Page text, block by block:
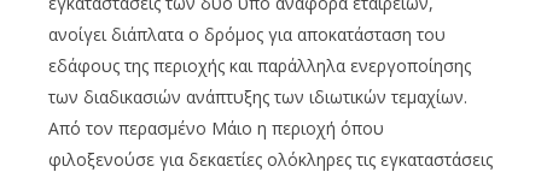
ανοίγει διάπλατα ο δρόμος για αποκατάσταση του
εδάφους της περιοχής και παράλληλα ενεργοποίησης
των διαδικασιών ανάπτυξης των ιδιωτικών τεμαχίων.
Από τον περασμένο Μάιο η περιοχή όπου
φιλοξενούσε για δεκαετίες ολόκληρες τις εγκαταστάσεις